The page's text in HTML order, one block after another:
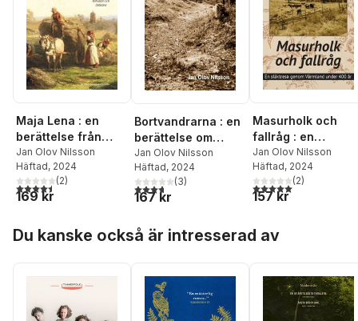
Maja Lena : en
berättelse från
1800-talets
Bohuslän och
Dalsland
Jan Olov Nilsson
Häftad, 2024
4,5utav 5 stjärnor. Totalt antal röster:
(2)
169 kr
Bortvandrarna : en
berättelse om
systrarna Olsdotter
Jan Olov Nilsson
Häftad, 2024
3,7utav 5 stjärnor. Totalt antal röster:
(3)
167 kr
Masurholk och
fallråg : en
släktresa genom
Värmland under
400 år
Jan Olov Nilsson
Häftad, 2024
5,0utav 5 stjärnor.
(2)
157 kr
Du kanske också är intresserad av